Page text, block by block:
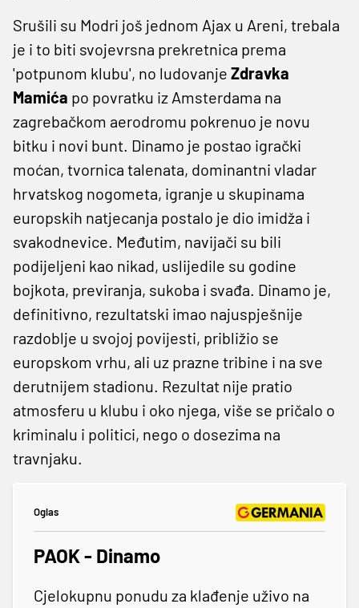
Srušili su Modri još jednom Ajax u Areni, trebala
je i to biti svojevrsna prekretnica prema
'potpunom klubu', no ludovanje Zdravka
Mamića po povratku iz Amsterdama na
zagrebačkom aerodromu pokrenuo je novu
bitku i novi bunt. Dinamo je postao igrački
moćan, tvornica talenata, dominantni vladar
hrvatskog nogometa, igranje u skupinama
europskih natjecanja postalo je dio imidža i
svakodnevice. Međutim, navijači su bili
podijeljeni kao nikad, uslijedile su godine
bojkota, previranja, sukoba i svađa. Dinamo je,
definitivno, rezultatski imao najuspješnije
razdoblje u svojoj povijesti, približio se
europskom vrhu, ali uz prazne tribine i na sve
derutnijem stadionu. Rezultat nije pratio
atmosferu u klubu i oko njega, više se pričalo o
kriminalu i politici, nego o dosezima na
travnjaku.
Oglas
PAOK - Dinamo
Cjelokupnu ponudu za klađenje uživo na